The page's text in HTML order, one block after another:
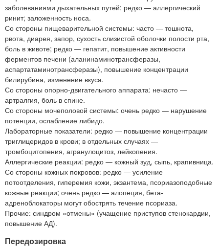
заболеваниями дыхательных путей; редко — аллергический
ринит; заложенность носа.
Со стороны пищеварительной системы: часто — тошнота,
рвота, диарея, запор, сухость слизистой оболочки полости рта,
боль в животе; редко — гепатит, повышение активности
ферментов печени (аланинаминотрансферазы,
аспартатаминотрансферазы), повышение концентрации
билирубина, изменение вкуса.
Со стороны опорно-двигательного аппарата: нечасто —
артралгия, боль в спине.
Со стороны мочеполовой системы: очень редко — нарушение
потенции, ослабление либидо.
Лабораторные показатели: редко — повышение концентрации
триглицеридов в крови; в отдельных случаях —
тромбоцитопения, агранулоцитоз, лейкопения.
Аллергические реакции: редко — кожный зуд, сыпь, крапивница.
Со стороны кожных покровов: редко — усиление
потоотделения, гиперемия кожи, экзантема, псориазоподобные
кожные реакции; очень редко — алопеция, бета-
адреноблокаторы могут обострять течение псориаза.
Прочие: синдром «отмены» (учащение приступов стенокардии,
повышение АД).
Передозировка